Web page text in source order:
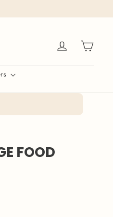
Inloggen
FOOD